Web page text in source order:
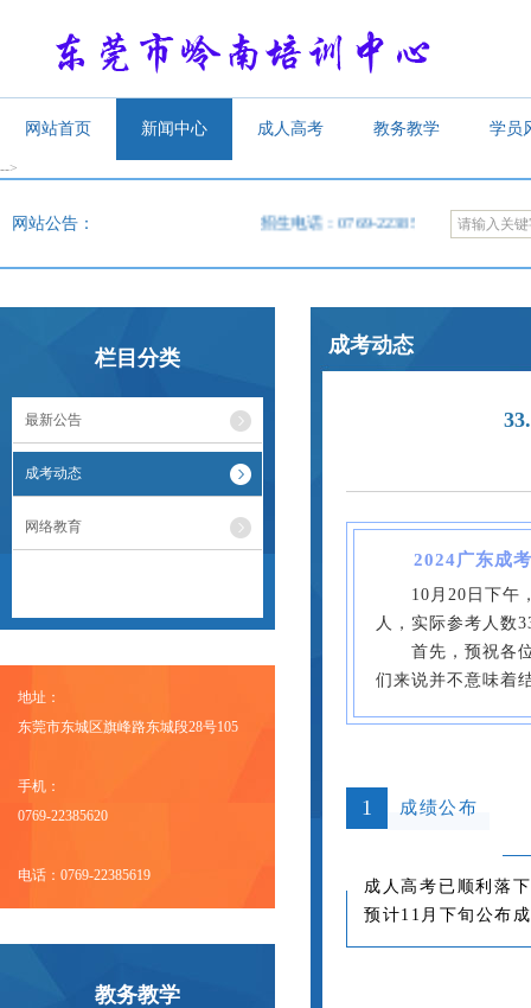
网站首页 新闻中心 成人高考 教务教学 学员
-->
<
网站公告： 招生电话：0769-22385619，22385620
栏目分类
最新公告
成考动态
网络教育
地址：
东莞市东城区旗峰路东城段28号105
手机：
0769-22385620
电话：0769-22385619
教务教学
成考动态
2024广东成
10月20日下午，
人，实际参考人数
首先，预祝各位
们来说并不意味着
1 成绩公布
成人高考已顺利落
预计11月下旬公布